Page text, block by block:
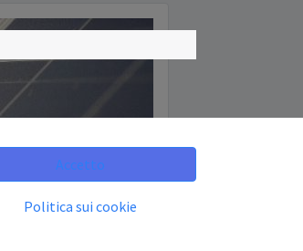
Accetto
Politica sui cookie